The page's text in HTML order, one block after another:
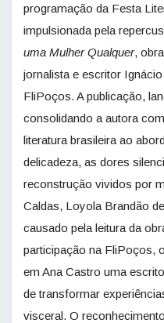
programação da Festa
impulsionada pela
uma Mulher Qualquer,
jornalista e escritor
FliPoços. A publicação,
consolidando a autora
literatura brasileira ao
delicadeza, as dores
reconstrução vividos por
Caldas, Loyola Brandão
causado pela leitura da
participação na FliPoços,
em Ana Castro uma
de transformar
visceral. O